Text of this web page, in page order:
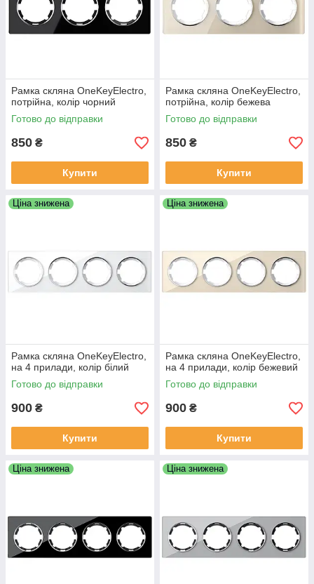
Рамка скляна OneKeyElectro,
потрійна, колір чорний
Готово до відправки
850 ₴
Купити
Рамка скляна OneKeyElectro,
потрійна, колір бежева
Готово до відправки
850 ₴
Купити
Ціна знижена
Рамка скляна OneKeyElectro,
на 4 прилади, колір білий
Готово до відправки
900 ₴
Купити
Ціна знижена
Рамка скляна OneKeyElectro,
на 4 прилади, колір бежевий
Готово до відправки
900 ₴
Купити
Ціна знижена Ціна знижена